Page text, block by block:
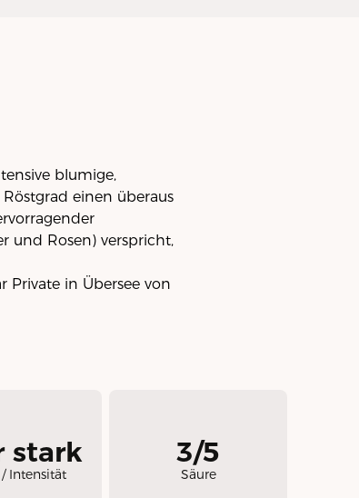
blumige,
einen überaus
und Rosen) verspricht,
Private in Übersee von
stark
Intensität
3/5
Säure